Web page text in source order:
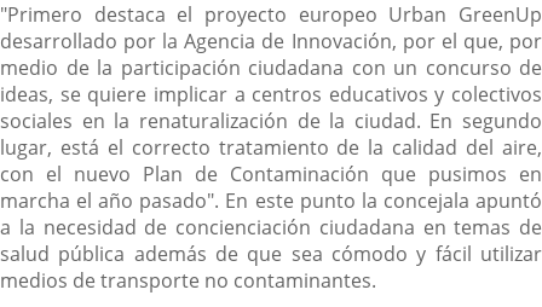
"Primero destaca el proyecto europeo Urban GreenUp
desarrollado por la Agencia de Innovación, por el que, por
medio de la participación ciudadana con un concurso de
ideas, se quiere implicar a centros educativos y colectivos
sociales en la renaturalización de la ciudad. En segundo
lugar, está el correcto tratamiento de la calidad del aire,
con el nuevo Plan de Contaminación que pusimos en
marcha el año pasado". En este punto la concejala apuntó
a la necesidad de concienciación ciudadana en temas de
salud pública además de que sea cómodo y fácil utilizar
medios de transporte no contaminantes.